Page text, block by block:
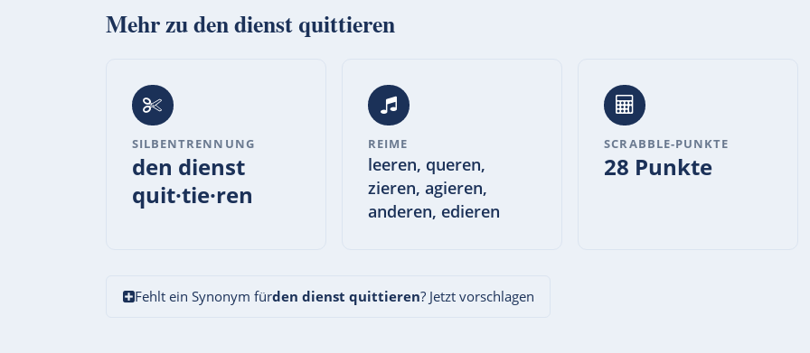
Mehr zuden dienst quittieren
SILBENTRENNUNG
den dienst
quit·tie·ren
REIME
leeren, queren,
zieren, agieren,
anderen, edieren
SCRABBLE-PUNKTE
28 Punkte
Fehlt ein Synonym fürden dienst quittieren? Jetzt vorschlagen